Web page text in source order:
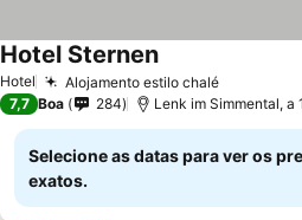
Hotel Alojamento estilo chalé
Hotel Sternen
7,7 Boa 284 Lenk im Simmental, a
Selecione as datas para ver os
exatos.